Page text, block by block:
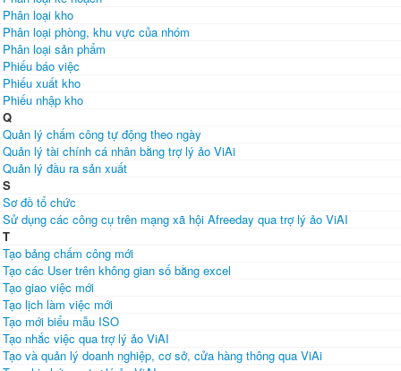
Phân loại kho
Phân loại phòng, khu vực của nhóm
Phân loại sản phẩm
Phiếu báo việc
Phiếu xuất kho
Phiếu nhập kho
Q
Quản lý chấm công tự động theo ngày
Quản lý tài chính cá nhân bằng trợ lý ảo ViAi
Quản lý đầu ra sản xuất
S
Sơ đồ tổ chức
Sử dụng các công cụ trên mạng xã hội Afreeday qua trợ lý ảo ViAI
T
Tạo bảng chấm công mới
Tạo các User trên không gian số bằng excel
Tạo giao việc mới
Tạo lịch làm việc mới
Tạo mới biểu mẫu ISO
Tạo nhắc việc qua trợ lý ảo ViAI
Tạo và quản lý doanh nghiệp, cơ sở, cửa hàng thông qua ViAi